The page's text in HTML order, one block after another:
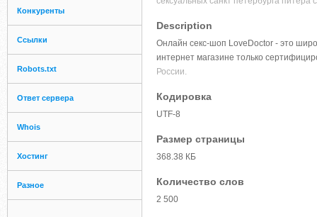
Конкуренты
Ссылки
Robots.txt
Ответ сервера
Whois
Хостинг
Разное
Description
Онлайн секс-шоп LoveDoctor - это
интернет магазине только
России.
Кодировка
UTF-8
Размер страницы
368.38 КБ
Количество слов
2 500